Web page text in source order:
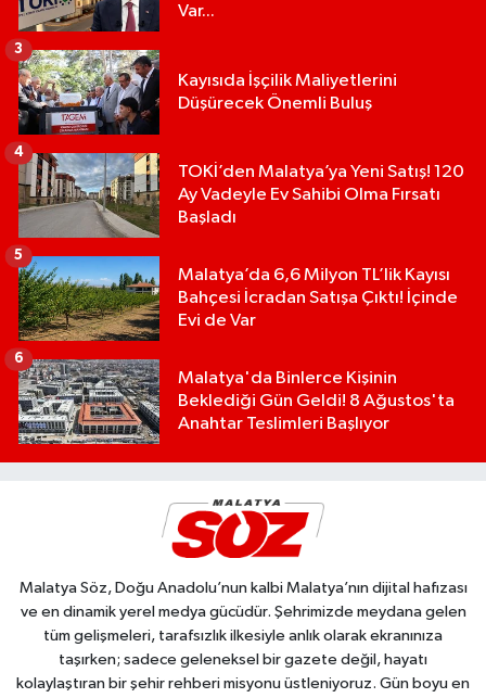
Var...
Kayısıda İşçilik Maliyetlerini
Düşürecek Önemli Buluş
3
TOKİ’den Malatya’ya Yeni Satış! 120
Ay Vadeyle Ev Sahibi Olma Fırsatı
Başladı
4
Malatya’da 6,6 Milyon TL’lik Kayısı
Bahçesi İcradan Satışa Çıktı! İçinde
Evi de Var
5
Malatya'da Binlerce Kişinin
Beklediği Gün Geldi! 8 Ağustos'ta
Anahtar Teslimleri Başlıyor
6
Malatya Söz, Doğu Anadolu’nun kalbi Malatya’nın dijital hafızası
ve en dinamik yerel medya gücüdür. Şehrimizde meydana gelen
tüm gelişmeleri, tarafsızlık ilkesiyle anlık olarak ekranınıza
taşırken; sadece geleneksel bir gazete değil, hayatı
kolaylaştıran bir şehir rehberi misyonu üstleniyoruz. Gün boyu en